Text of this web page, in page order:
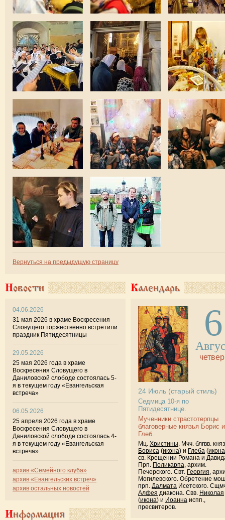
Вернуться на предыдущую страницу
Новости
04.06.2026
31 мая 2026 в храме Воскресения
Словущего торжественно встретили
праздник Пятидесятницы
29.05.2026
25 мая 2026 года в храме
Воскресения Словущего в
Даниловской слободе состоялась 5-
я в текущем году «Евангельская
встреча»
06.05.2026
25 апреля 2026 года в храме
Воскресения Словущего в
Даниловской слободе состоялась 4-
я в текущем году «Евангельская
встреча»
архив «Семейного клуба»
архив «Евангельских встреч»
архив остальных новостей
Информация
Календарь
6
24 Июль (старый стиль)
Седмица 10-я по
Пятидесятнице.
Мученники страстотерпцы
благоверные князья Борис и
Глеб.
Мц. Христины . Мчч. блгвв.
Бориса (икона) и Глеба (икона
св. Крещении Романа и
Прп. Поликарпа , архим.
Печерского. Свт. Георгия ,
Могилевского. Обретение
прп. Далмата Исетского.
Алфея диакона. Свв. Николая
(икона) и Иоанна испп.,
пресвитеров.